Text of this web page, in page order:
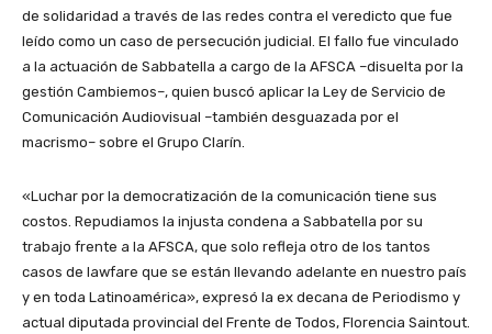
de solidaridad a través de las redes contra el veredicto que fue
leído como un caso de persecución judicial. El fallo fue vinculado
a la actuación de Sabbatella a cargo de la AFSCA –disuelta por la
gestión Cambiemos–, quien buscó aplicar la Ley de Servicio de
Comunicación Audiovisual –también desguazada por el
macrismo– sobre el Grupo Clarín.
«Luchar por la democratización de la comunicación tiene sus
costos. Repudiamos la injusta condena a Sabbatella por su
trabajo frente a la AFSCA, que solo refleja otro de los tantos
casos de lawfare que se están llevando adelante en nuestro país
y en toda Latinoamérica», expresó la ex decana de Periodismo y
actual diputada provincial del Frente de Todos, Florencia Saintout.